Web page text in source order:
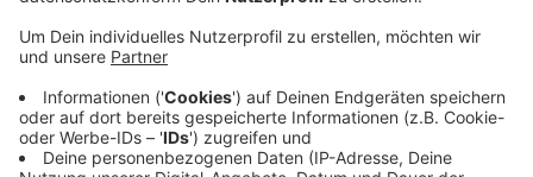
Schon letzte Woche musste die Fertigung des Ford
Fiesta deswegen unterbrochen werden, jetzt ist klar:
Mindestens für die nächsten zwei Wochen stehen die